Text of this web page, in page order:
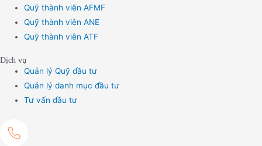
Quỹ thành viên AFMF
Quỹ thành viên ANE
Quỹ thành viên ATF
Dịch vụ
Quản lý Quỹ đầu tư
Quản lý danh mục đầu tư
Tư vấn đầu tư